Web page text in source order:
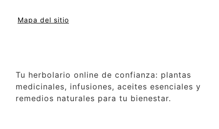
Mapa del sitio
Tu herbolario online de confianza: plantas
medicinales, infusiones, aceites esenciales y
remedios naturales para tu bienestar.